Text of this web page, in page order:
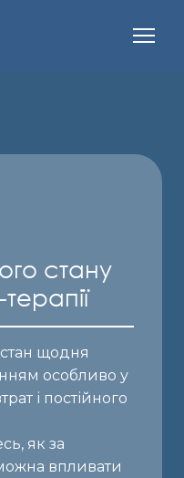
стану
щодня
особливо у
і постійного
як за
впливати